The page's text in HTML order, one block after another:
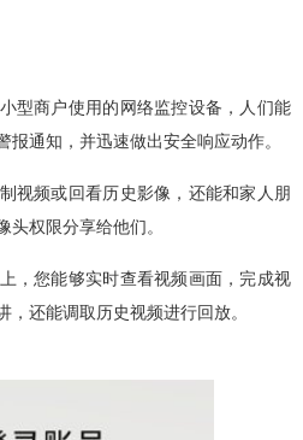
型商户使用的网络监控设备，人们能
通知，并迅速做出安全响应动作。
视频或回看历史影像，还能和家人朋
权限分享给他们。
，您能够实时查看视频画面，完成视
还能调取历史视频进行回放。